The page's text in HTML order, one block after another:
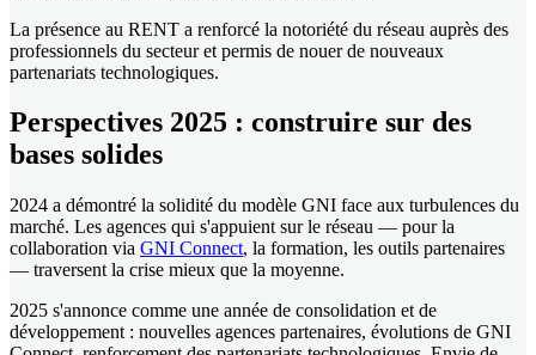
La présence au RENT a renforcé la notoriété du réseau auprès des
professionnels du secteur et permis de nouer de nouveaux
partenariats technologiques.
Perspectives 2025 : construire sur des
bases solides
2024 a démontré la solidité du modèle GNI face aux turbulences du
marché. Les agences qui s'appuient sur le réseau — pour la
collaboration via GNI Connect, la formation, les outils partenaires
— traversent la crise mieux que la moyenne.
2025 s'annonce comme une année de consolidation et de
développement : nouvelles agences partenaires, évolutions de GNI